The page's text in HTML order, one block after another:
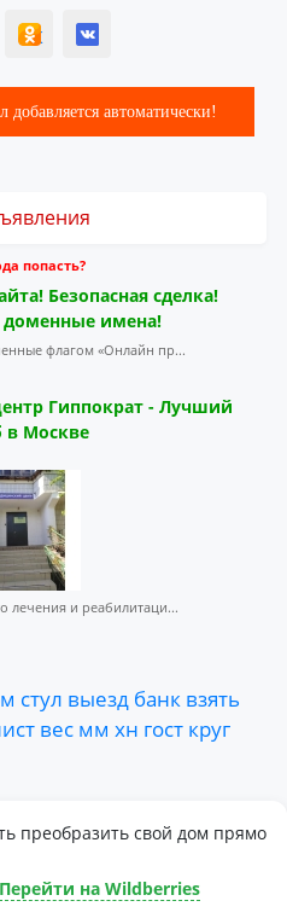
ОК ВК
автоматически!
попасть?
Безопасная сделка!
доменные имена!
флагом «Онлайн пр...
Гиппократ - Лучший
в Москве
лечения и реабилитаци...
стул выезд банк взять
вес мм хн гост круг
преобразить свой дом прямо
Перейти на Wildberries